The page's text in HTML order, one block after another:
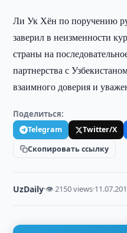
Ли Ук Хён по поручению
заверил в неизменности
страны на
партнерства с
взаимного доверия и
Поделиться:
Telegram Twitter/X
Скопировать ссылку
UzDaily·👁 2150 views·